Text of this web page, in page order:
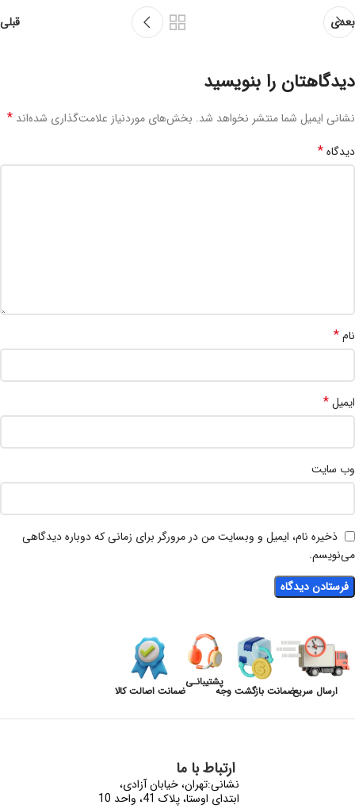
بعدی قبلی
دیدگاهتان را بنویسید
نشانی ایمیل شما منتشر نخواهد شد. بخش‌های موردنیاز علامت‌گذاری شده‌اند *
دیدگاه*
نام*
ایمیل*
وب‌ سایت
ذخیره نام، ایمیل و وبسایت من در مرورگر برای زمانی که دوباره دیدگاهی
می‌نویسم.
ارسال سریعضمانت بازگشت وجه
پشتیبانـی
ضمانت اصالت کالا
ارتباط با ما
نشانی:تهران، خیابان آزادی،
ابتدای اوستا، پلاک 41، واحد 10